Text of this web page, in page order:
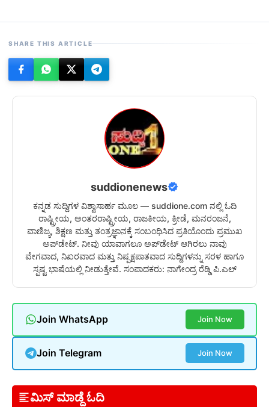
SHARE THIS ARTICLE
suddionenews
ಕನ್ನಡ ಸುದ್ದಿಗಳ ವಿಶ್ವಾಸಾರ್ಹ ಮೂಲ — suddione.com ನಲ್ಲಿ ಓದಿ
ರಾಷ್ಟ್ರೀಯ, ಅಂತರರಾಷ್ಟ್ರೀಯ, ರಾಜಕೀಯ, ಕ್ರೀಡೆ, ಮನರಂಜನೆ,
ವಾಣಿಜ್ಯ, ಶಿಕ್ಷಣ ಮತ್ತು ತಂತ್ರಜ್ಞಾನಕ್ಕೆ ಸಂಬಂಧಿಸಿದ ಪ್ರತಿಯೊಂದು ಪ್ರಮುಖ
ಅಪ್‌ಡೇಟ್. ನೀವು ಯಾವಾಗಲೂ ಅಪ್‌ಡೇಟ್ ಆಗಿರಲು ನಾವು
ವೇಗವಾದ, ನಿಖರವಾದ ಮತ್ತು ನಿಷ್ಪಕ್ಷಪಾತವಾದ ಸುದ್ದಿಗಳನ್ನು ಸರಳ ಹಾಗೂ
ಸ್ಪಷ್ಟ ಭಾಷೆಯಲ್ಲಿ ನೀಡುತ್ತೇವೆ. ಸಂಪಾದಕರು: ನಾಗೇಂದ್ರ ರೆಡ್ಡಿ ಪಿ.ಎಲ್
Join WhatsApp Join Now
Join Telegram Join Now
ಮಿಸ್ ಮಾಡ್ದೆ ಓದಿ